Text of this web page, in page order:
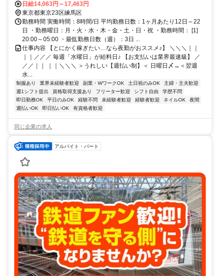
電話面接■来社不要
日給14,063円～17,463円
東京都東京23区練馬区
勤務時間 実働時間：8時間/日 平均勤務日数：1ヶ月あたり12日～22
日 ・勤務曜日：月・火・水・木・金・土・日・祝 ・勤務時間： [1]
20:00～05:00 ・最低勤務日数（週）：3日 ...
仕事内容 【とにかく稼ぎたい…なら夜勤がおススメ♪】 ＼＼＼｜｜
｜｜／／／ 毎週「水曜日」が給料日♪ 【お支払いは業界最速級】 ／
／／｜｜ ｜｜＼＼＼ ＞うれしい【週払い制】＜ 日曜日〆→＜翌週
水...
制服あり 業界未経験者歓迎 副業・WワークOK 土日祝のみOK
主婦・主夫歓迎
週1シフト提出
資格取得支援あり フリーター歓迎 シフト自由
学歴不問
即日勤務OK
平日のみOK 経験不問 未経験者歓迎 経験者歓迎 ネイルOK
夜間
週払いOK
即日払いOK 有資格者歓迎
同じ企業の求人
アルバイト・パート